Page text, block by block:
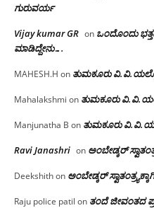
ಗುರುವರ್ಯ
Vijay kumar GR on ಒಂದೊಂದು
ಮಾಡಿದ್ದೇನು….
MAHESH.H on ತುಮಕೂರು‌
Mahalakshmi on ತುಮಕೂರು‌
Manjunatha B on ತುಮಕೂರು‌
Ravi Janashri on ಅಂಬೇಡ್ಕರ್
Deekshithon ಅಂಬೇಡ್ಕರ್
Raju police patil on ತಂದೆ ಜೀವಂತದ